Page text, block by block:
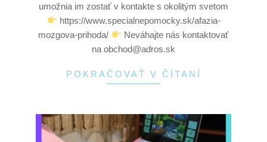
umožnia im zostať v kontakte s okolitým svetom
https://www.specialnepomocky.sk/afazia-
mozgova-prihoda/
Neváhajte nás kontaktovať
na obchod@adros.sk
POKRAČOVAŤ V ČÍTANÍ